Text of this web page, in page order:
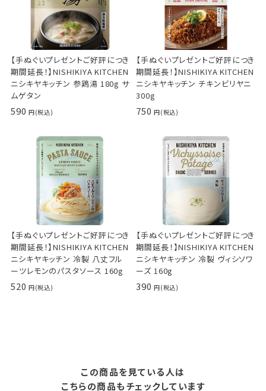
【手ぬぐいプレゼントご好評につき
期間延長！】NISHIKIYA KITCHEN
ニシキヤキッチン 参鶏湯 180g サ
ムゲタン
590
【手ぬぐいプレゼントご好評につき
期間延長！】NISHIKIYA KITCHEN
ニシキヤキッチン チキンビリヤニ
300g
750
【手ぬぐいプレゼントご好評につき
期間延長！】NISHIKIYA KITCHEN
ニシキヤキッチン 冷製 八丈フル
ーツレモンのパスタソース 160g
520
【手ぬぐいプレゼントご好評につき
期間延長！】NISHIKIYA KITCHEN
ニシキヤキッチン 冷製 ヴィシソワ
ーズ 160g
390
この商品を見ている人は
こちらの商品もチェックしています